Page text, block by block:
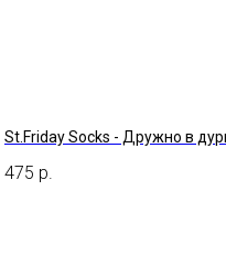
St.Friday Socks - Дружно в
475 р.